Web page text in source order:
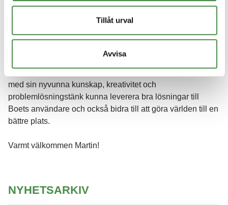
Tillåt urval
Avvisa
Boet växer och vi kan nu välkomna ännu en ny kollega!
Martin började arbeta som mjukvaruutvecklare på Boet 7:e
Martin är en nyutexaminderad mjukvaruutvecklare. Han vill
med sin nyvunna kunskap, kreativitet och
problemlösningstänk kunna leverera bra lösningar till
Boets användare och också bidra till att göra världen till en
bättre plats.
Varmt välkommen Martin!
NYHETSARKIV